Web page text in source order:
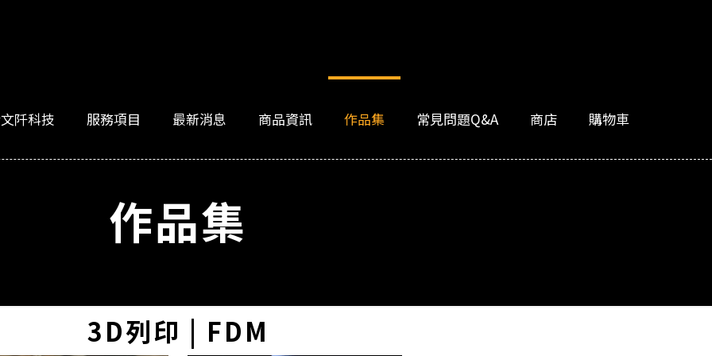
阡科技 服務項目 最新消息 商品資訊 作品集 常見問題Q&A 商店 購物車
作品集
3D列印 | FDM